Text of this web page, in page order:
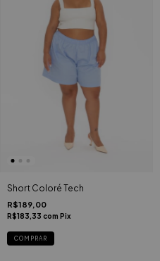
Short Coloré Tech
R$189,00
R$183,33 com Pix
COMPRAR